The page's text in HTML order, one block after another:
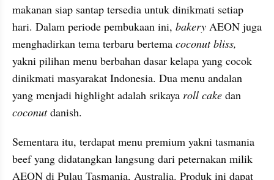
makanan siap santap tersedia untuk dinikmati setiap
hari. Dalam periode pembukaan ini, bakery AEON juga
menghadirkan tema terbaru bertema coconut bliss,
yakni pilihan menu berbahan dasar kelapa yang cocok
dinikmati masyarakat Indonesia. Dua menu andalan
yang menjadi highlight adalah srikaya roll cake dan
coconut danish.
Sementara itu, terdapat menu premium yakni tasmania
beef yang didatangkan langsung dari peternakan milik
AEON di Pulau Tasmania, Australia. Produk ini dapat